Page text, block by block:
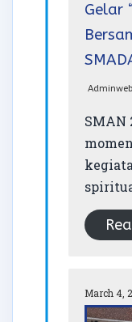
Gelar
Adminweb
SMAN
March 4,